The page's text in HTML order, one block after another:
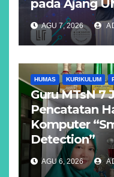
pada Ajang
AGU 7, 2026
HUMAS KURIKULUM
Guru MTsN 7
Pencatatan
Komputer
Detection”
AGU 6, 2026